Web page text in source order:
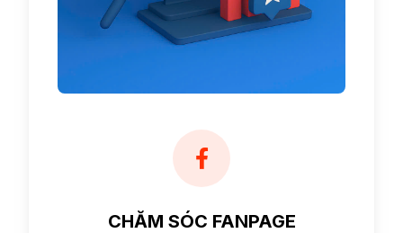
CHĂM SÓC FANPAGE